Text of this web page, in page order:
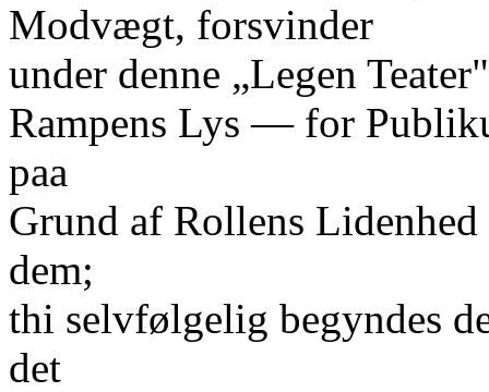
Modvægt, forsvinder
under denne „Legen
Rampens Lys — for
paa
Grund af Rollens
dem;
thi selvfølgelig begyndes
det